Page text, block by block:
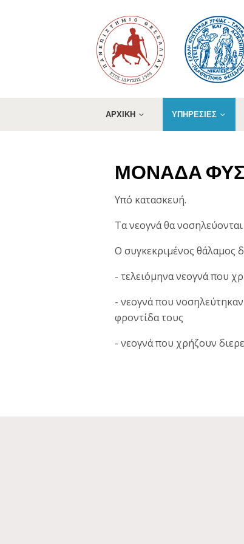
ΑΡΧΙΚΗ ΥΠΗΡΕΣΙΕΣ
ΜΟΝΑΔΑ
Υπό κατασκευή.
Τα νεογνά θα
Ο συγκεκριμένος θάλαμος
- τελειόμηνα νεογνά που
- νεογνά που
φροντίδα τους
- νεογνά που χρήζουν